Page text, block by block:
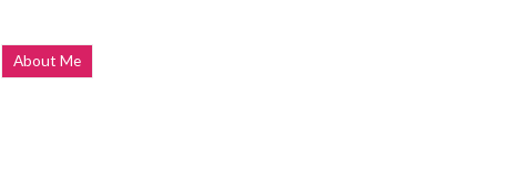
About Me